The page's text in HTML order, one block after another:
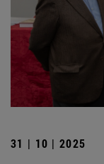
31 | 10 | 2025